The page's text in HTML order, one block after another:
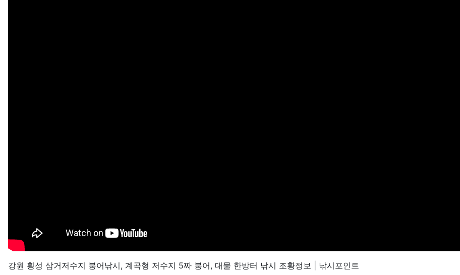
강원 횡성 삼거저수지 붕어낚시, 계곡형 저수지 5짜 붕어, 대물 한방터 낚시 조황정보 | 낚시포인트